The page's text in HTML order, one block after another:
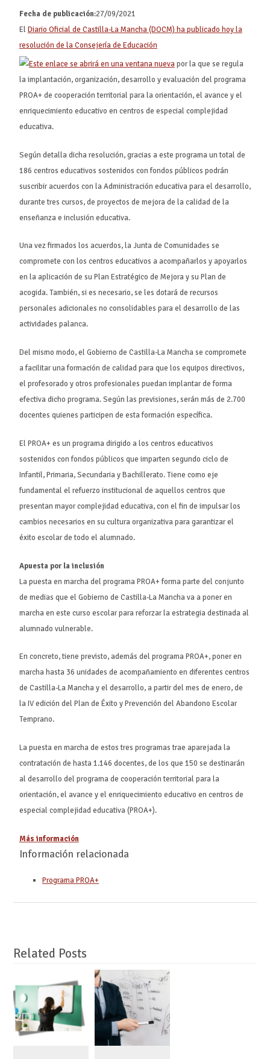
Fecha de publicación:27/09/2021
El Diario Oficial de Castilla-La Mancha (DOCM) ha publicado hoy la
resolución de la Consejería de Educación
por la que se regula
la implantación, organización, desarrollo y evaluación del programa
PROA+ de cooperación territorial para la orientación, el avance y el
enriquecimiento educativo en centros de especial complejidad
educativa.
Según detalla dicha resolución, gracias a este programa un total de
186 centros educativos sostenidos con fondos públicos podrán
suscribir acuerdos con la Administración educativa para el desarrollo,
durante tres cursos, de proyectos de mejora de la calidad de la
enseñanza e inclusión educativa.
Una vez firmados los acuerdos, la Junta de Comunidades se
compromete con los centros educativos a acompañarlos y apoyarlos
en la aplicación de su Plan Estratégico de Mejora y su Plan de
acogida. También, si es necesario, se les dotará de recursos
personales adicionales no consolidables para el desarrollo de las
actividades palanca.
Del mismo modo, el Gobierno de Castilla-La Mancha se compromete
a facilitar una formación de calidad para que los equipos directivos,
el profesorado y otros profesionales puedan implantar de forma
efectiva dicho programa. Según las previsiones, serán más de 2.700
docentes quienes participen de esta formación específica.
El PROA+ es un programa dirigido a los centros educativos
sostenidos con fondos públicos que imparten segundo ciclo de
Infantil, Primaria, Secundaria y Bachillerato. Tiene como eje
fundamental el refuerzo institucional de aquellos centros que
presentan mayor complejidad educativa, con el fin de impulsar los
cambios necesarios en su cultura organizativa para garantizar el
éxito escolar de todo el alumnado.
Apuesta por la inclusión
La puesta en marcha del programa PROA+ forma parte del conjunto
de medias que el Gobierno de Castilla-La Mancha va a poner en
marcha en este curso escolar para reforzar la estrategia destinada al
alumnado vulnerable.
En concreto, tiene previsto, además del programa PROA+, poner en
marcha hasta 36 unidades de acompañamiento en diferentes centros
de Castilla-La Mancha y el desarrollo, a partir del mes de enero, de
la IV edición del Plan de Éxito y Prevención del Abandono Escolar
Temprano.
La puesta en marcha de estos tres programas trae aparejada la
contratación de hasta 1.146 docentes, de los que 150 se destinarán
al desarrollo del programa de cooperación territorial para la
orientación, el avance y el enriquecimiento educativo en centros de
especial complejidad educativa (PROA+).
Más información
Información relacionada
Programa PROA+
Related Posts